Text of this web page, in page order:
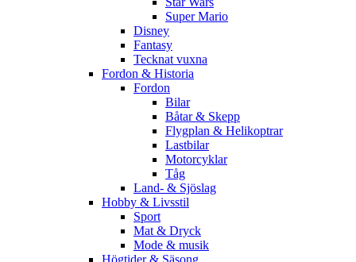
Super Mario
Disney
Fantasy
Tecknat vuxna
Fordon & Historia
Fordon
Bilar
Båtar & Skepp
Flygplan & Helikoptrar
Lastbilar
Motorcyklar
Tåg
Land- & Sjöslag
Hobby & Livsstil
Sport
Mat & Dryck
Mode & musik
Högtider & Säsong